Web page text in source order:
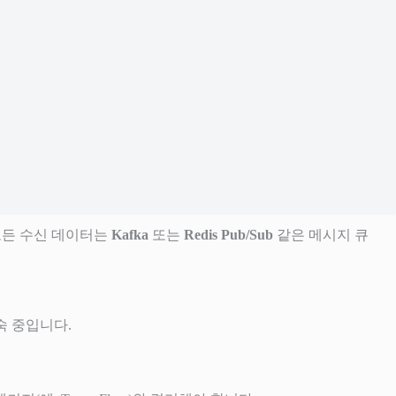
수신 데이터는 Kafka 또는 Redis Pub/Sub 같은 메시지 큐
중입니다.